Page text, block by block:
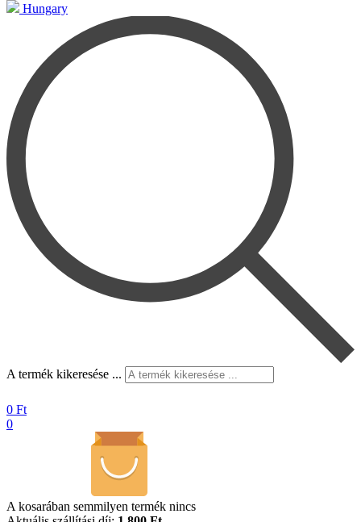
Hungary
A termék kikeresése ...
0 Ft
0
A kosarában semmilyen termék nincs